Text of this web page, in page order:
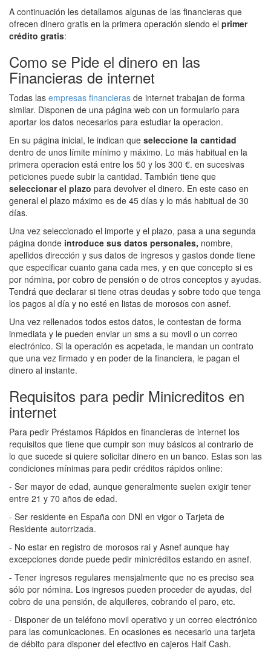
A continuación les detallamos algunas de las financieras que
ofrecen dinero gratis en la primera operación siendo el primer
crédito gratis:
Como se Pide el dinero en las
Financieras de internet
Todas las empresas financieras de internet trabajan de forma
similar. Disponen de una página web con un formulario para
aportar los datos necesarios para estudiar la operacion.
En su página inicial, le indican que seleccione la cantidad
dentro de unos límite mínimo y máximo. Lo más habitual en la
primera operacion está entre los 50 y los 300 €. en sucesivas
peticiones puede subir la cantidad. También tiene que
seleccionar el plazo para devolver el dinero. En este caso en
general el plazo máximo es de 45 días y lo más habitual de 30
días.
Una vez seleccionado el importe y el plazo, pasa a una segunda
página donde introduce sus datos personales, nombre,
apellidos dirección y sus datos de ingresos y gastos donde tiene
que especificar cuanto gana cada mes, y en que concepto si es
por nómina, por cobro de pensión o de otros conceptos y ayudas.
Tendrá que declarar si tiene otras deudas y sobre todo que tenga
los pagos al día y no esté en listas de morosos con asnef.
Una vez rellenados todos estos datos, le contestan de forma
inmediata y le pueden enviar un sms a su movil o un correo
electrónico. Si la operación es acpetada, le mandan un contrato
que una vez firmado y en poder de la financiera, le pagan el
dinero al instante.
Requisitos para pedir Minicreditos en
internet
Para pedir Préstamos Rápidos en financieras de internet los
requisitos que tiene que cumpir son muy básicos al contrario de
lo que sucede si quiere solicitar dinero en un banco. Estas son las
condiciones mínimas para pedir créditos rápidos online:
- Ser mayor de edad, aunque generalmente suelen exigir tener
entre 21 y 70 años de edad.
- Ser residente en España con DNI en vigor o Tarjeta de
Residente autorrizada.
- No estar en registro de morosos rai y Asnef aunque hay
excepciones donde puede pedir minicréditos estando en asnef.
- Tener ingresos regulares mensjalmente que no es preciso sea
sólo por nómina. Los ingresos pueden proceder de ayudas, del
cobro de una pensión, de alquileres, cobrando el paro, etc.
- Disponer de un teléfono movil operativo y un correo electrónico
para las comunicaciones. En ocasiones es necesario una tarjeta
de débito para disponer del efectivo en cajeros Half Cash.